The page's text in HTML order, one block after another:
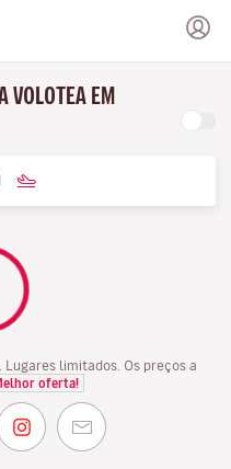
VOLOTEA EM
limitados. Os preços a
oferta!